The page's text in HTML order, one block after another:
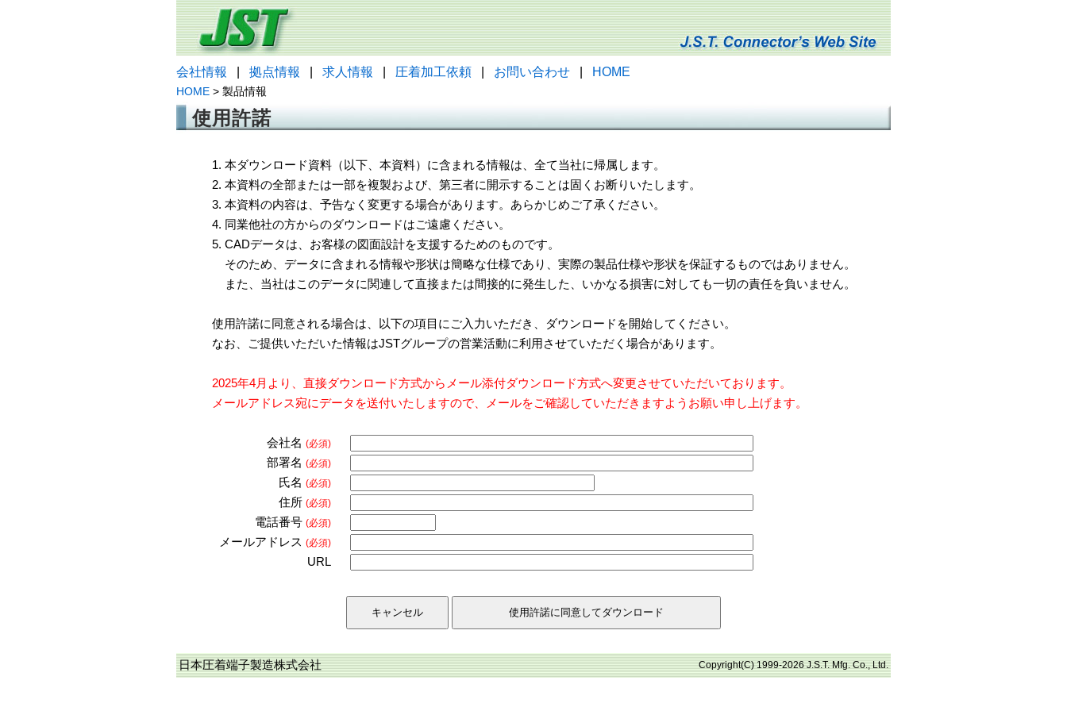
会社情報 拠点情報 求人情報 圧着加工依頼 お問い合わせ HOME
HOME > 製品情報
使用許諾
1. 本ダウンロード資料（以下、本資料）に含まれる情報は、全て当社に帰属します。
2. 本資料の全部または一部を複製および、第三者に開示することは固くお断りいたします。
3. 本資料の内容は、予告なく変更する場合があります。あらかじめご了承ください。
4. 同業他社の方からのダウンロードはご遠慮ください。
5. CADデータは、お客様の図面設計を支援するためのものです。
そのため、データに含まれる情報や形状は簡略な仕様であり、実際の製品仕様や形状を保証するものではありません。
また、当社はこのデータに関連して直接または間接的に発生した、いかなる損害に対しても一切の責任を負いません。
使用許諾に同意される場合は、以下の項目にご入力いただき、ダウンロードを開始してください。
なお、ご提供いただいた情報はJSTグループの営業活動に利用させていただく場合があります。
2025年4月より、直接ダウンロード方式からメール添付ダウンロード方式へ変更させていただいております。
メールアドレス宛にデータを送付いたしますので、メールをご確認していただきますようお願い申し上げます。
会社名 (必須)
部署名 (必須)
氏名 (必須)
住所 (必須)
電話番号 (必須)
メールアドレス (必須)
URL
日本圧着端子製造株式会社 Copyright(C) 1999-2026 J.S.T. Mfg. Co., Ltd.